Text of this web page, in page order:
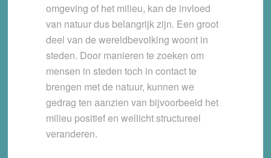
omgeving of het milieu, kan de invloed
van natuur dus belangrijk zijn. Een groot
deel van de wereldbevolking woont in
steden. Door manieren te zoeken om
mensen in steden toch in contact te
brengen met de natuur, kunnen we
gedrag ten aanzien van bijvoorbeeld het
milieu positief en wellicht structureel
veranderen.